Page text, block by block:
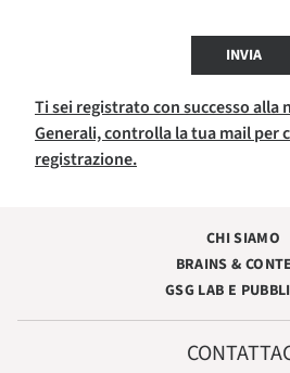
INVIA
Ti sei registrato con successo alla
Generali, controlla la tua mail per
registrazione.
CHI SIAMO
BRAINS &
GSG LAB E